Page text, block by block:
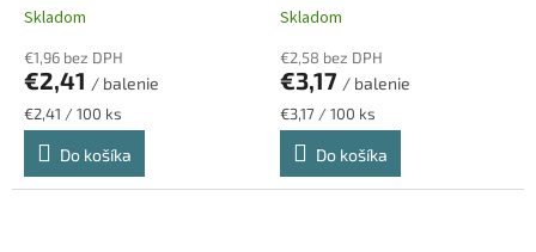
Skladom
€1,96 bez DPH
€2,41 / balenie
Jednotková
cena:
€2,41 / 100 ks
Do košíka
Skladom
€2,58 bez DPH
€3,17 / balenie
Jednotková
cena:
€3,17 / 100 ks
Do košíka